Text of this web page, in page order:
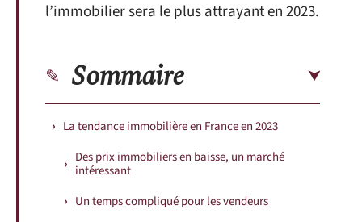
l’immobilier sera le plus attrayant en 2023.
Sommaire
La tendance immobilière en France en 2023
Des prix immobiliers en baisse, un marché
intéressant
Un temps compliqué pour les vendeurs